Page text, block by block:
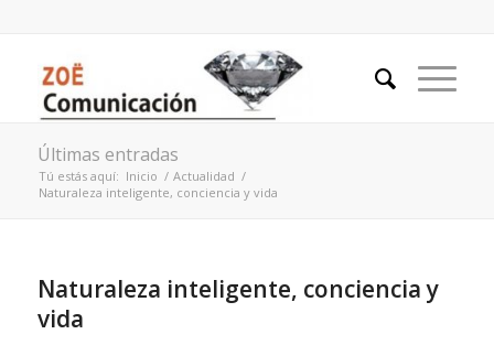
Últimas entradas
Tú estás aquí: Inicio / Actualidad /
Naturaleza inteligente, conciencia y vida
Naturaleza inteligente, conciencia y
vida